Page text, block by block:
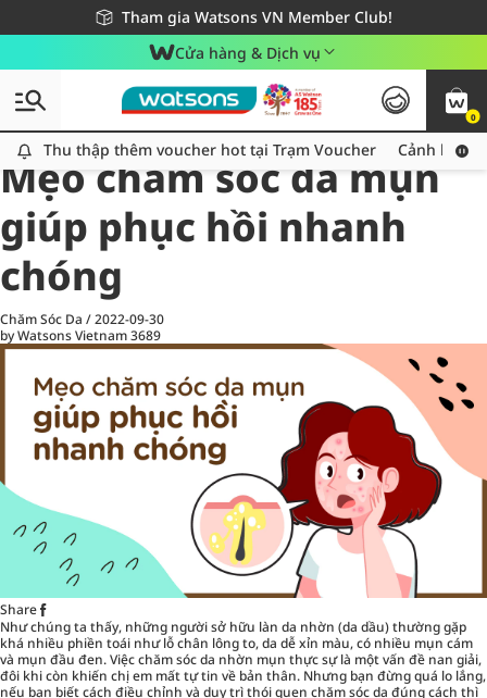
Tham gia Watsons VN Member Club!
Miễn phí giao hàng cho đơn hàng từ 249,000Đ
Giao hàng nhanh 24h - Áp dụng khu vực TP. Hồ Chí Minh
Cửa hàng & Dịch vụ
0
Thu thập thêm voucher hot tại Trạm Voucher
Thu thập thêm voucher hot tại Trạm Voucher Cảnh báo
All
Chăm Sóc Cá Nhân
Mẹo chăm sóc da mụn
giúp phục hồi nhanh
chóng
Chăm Sóc Da /2022-09-30
by Watsons Vietnam3689
Share
Như chúng ta thấy, những người sở hữu làn da nhờn (da dầu) thường gặp
khá nhiều phiền toái như lỗ chân lông to, da dễ xỉn màu, có nhiều mụn cám
và mụn đầu đen. Việc chăm sóc da nhờn mụn thực sự là một vấn đề nan giải,
đôi khi còn khiến chị em mất tự tin về bản thân. Nhưng bạn đừng quá lo lắng,
nếu bạn biết cách điều chỉnh và duy trì thói quen chăm sóc da đúng cách thì